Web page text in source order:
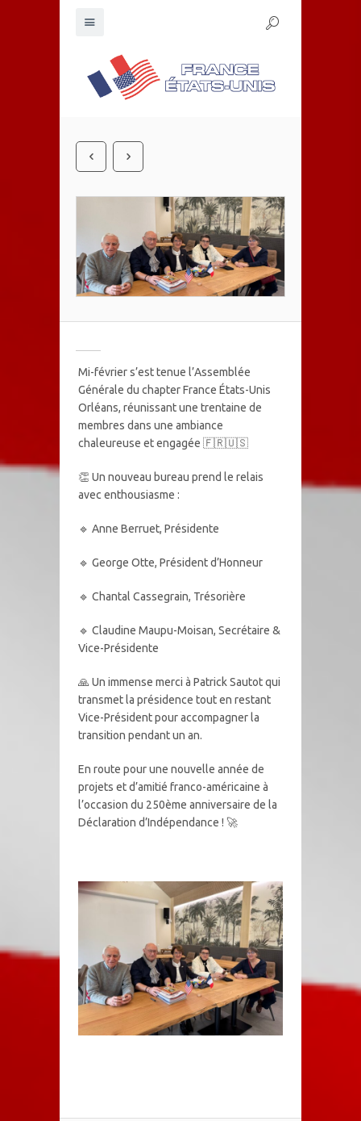
Mi-février s’est tenue l’Assemblée
Générale du chapter France États-Unis
Orléans, réunissant une trentaine de
membres dans une ambiance
chaleureuse et engagée 🇫🇷🇺🇸
👏 Un nouveau bureau prend le relais
avec enthousiasme :
🔹 Anne Berruet, Présidente
🔹 George Otte, Président d’Honneur
🔹 Chantal Cassegrain, Trésorière
🔹 Claudine Maupu-Moisan, Secrétaire &
Vice-Présidente
🙏 Un immense merci à Patrick Sautot qui
transmet la présidence tout en restant
Vice-Président pour accompagner la
transition pendant un an.
En route pour une nouvelle année de
projets et d’amitié franco-américaine à
l’occasion du 250ème anniversaire de la
Déclaration d’Indépendance ! 🚀